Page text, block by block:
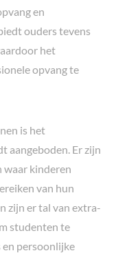
en
ouders tevens
het
opvang te
is het
aangeboden. Er zijn
waar kinderen
van hun
zijn er tal van extra-
studenten te
en persoonlijke